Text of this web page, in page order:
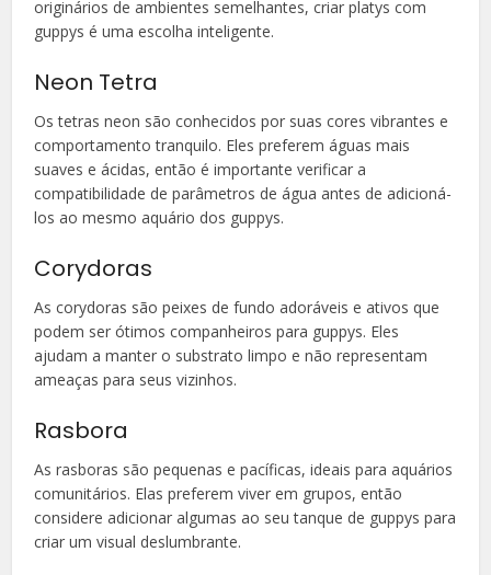
originários de ambientes semelhantes, criar platys com
guppys é uma escolha inteligente.
Neon Tetra
Os tetras neon são conhecidos por suas cores vibrantes e
comportamento tranquilo. Eles preferem águas mais
suaves e ácidas, então é importante verificar a
compatibilidade de parâmetros de água antes de adicioná-
los ao mesmo aquário dos guppys.
Corydoras
As corydoras são peixes de fundo adoráveis e ativos que
podem ser ótimos companheiros para guppys. Eles
ajudam a manter o substrato limpo e não representam
ameaças para seus vizinhos.
Rasbora
As rasboras são pequenas e pacíficas, ideais para aquários
comunitários. Elas preferem viver em grupos, então
considere adicionar algumas ao seu tanque de guppys para
criar um visual deslumbrante.